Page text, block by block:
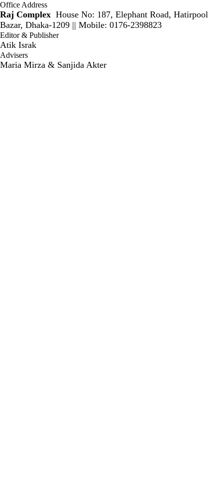
Office Address
Raj Complex House No: 187, Elephant Road, Hatirpool
Bazar, Dhaka-1209 || Mobile: 0176-2398823
Editor & Publisher
Atik Israk
Advisers
Maria Mirza & Sanjida Akter